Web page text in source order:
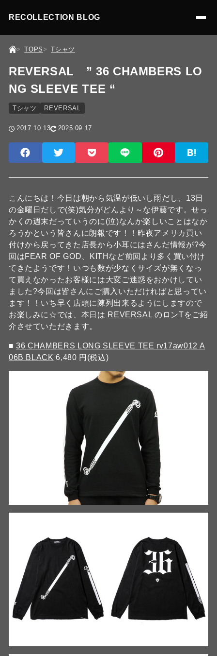
RECOLLECTION BLOG
TOPS Tシャツ
REVERSAL ” 36 CHAMBERS LO
NG SLEEVE TEE “
Tシャツ REVERSAL
2017.10.13 2025.09.17
こんにちは！今日は朝から気温が低いし雨だし、13日
の金曜日だしで(笑)気分がどんより～な伊藤です。せっ
かくの週末だっていうのに(泣)なんか楽しいことはなか
ろうかという皆さんに朗報です！！昨夜アメリカ買い
付けから戻ってきた店長から小耳にはさんだ情報が?今
回はFEAR OF GOD、KITHなど前回より多く買い付け
てきたようです！いつも数が少なくサイズが無くなっ
て買えなかったお客様には大変ご迷惑をおかけしてい
ました?今回は皆さんにご購入いただければと思ってい
ます！！いち早く店頭に陳列出来るようにしますので
お楽しみに☆では、本日は REVERSAL のロンTをご紹
介させていただきます。
■36 CHAMBERS LONG SLEEVE TEE rv17aw012 A
06B BLACK 6,480 円(税込)